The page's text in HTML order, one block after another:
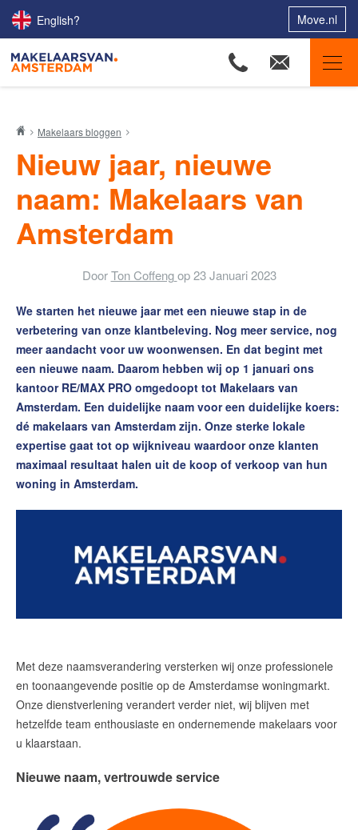
English? Move.nl
Ons aanbod
Woningzoekers
Onze makelaars
Onze expertises
Uw huis verhuren
Onze diensten
Contact
Word jij onze nieuwe makelaar?
Woning Waarde Adviesdagen
De waarde van uw woning
verandert
Lees de blog van Redactie Makelaars van
Makelaars van Amsterdam
amsterdam@makelaarsvan.nl
+31 (0)20 333 11 10
English?
Makelaars bloggen
Nieuw jaar, nieuwe
naam: Makelaars van
Amsterdam
DoorTon Coffeng op23 Januari 2023
We starten het nieuwe jaar met een nieuwe stap in de
verbetering van onze klantbeleving. Nog meer service, nog
meer aandacht voor uw woonwensen. En dat begint met
een nieuwe naam. Daarom hebben wij op 1 januari ons
kantoor RE/MAX PRO omgedoopt tot Makelaars van
Amsterdam. Een duidelijke naam voor een duidelijke koers:
dé makelaars van Amsterdam zijn. Onze sterke lokale
expertise gaat tot op wijkniveau waardoor onze klanten
maximaal resultaat halen uit de koop of verkoop van hun
woning in Amsterdam.
Met deze naamsverandering versterken wij onze professionele
en toonaangevende positie op de Amsterdamse woningmarkt.
Onze dienstverlening verandert verder niet, wij blijven met
hetzelfde team enthousiaste en ondernemende makelaars voor
u klaarstaan.
Nieuwe naam, vertrouwde service